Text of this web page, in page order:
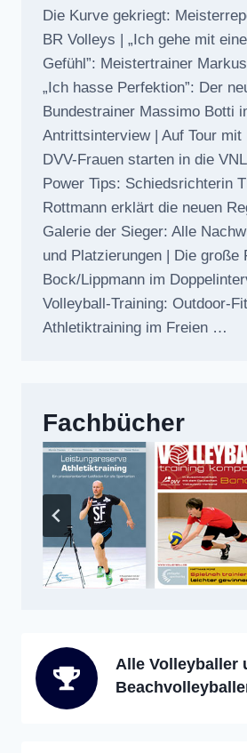
Die Kurve gekriegt:
BR Volleys | „Ich gehe mit
Gefühl”: Meistertrainer
„Ich hasse Perfektion”: Der
Bundestrainer Massimo Botti
Antrittsinterview | Auf Tour mit
DVV-Frauen starten in die
Power Tips: Schiedsrichterin
Rottmann erklärt die neuen
Galerie der Sieger: Alle
und Platzierungen | Die große
Bock/Lippmann im
Volleyball-Training: Outdoor-
Athletiktraining im Freien …
Fachbücher
Alle Volleyballer